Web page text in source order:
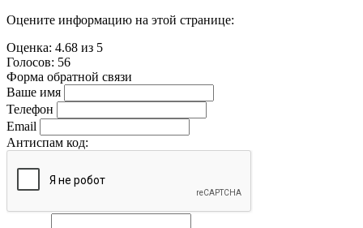
Оцените информацию на этой странице:
Оценка: 4.68 из 5
Голосов: 56
Форма обратной связи
Ваше имя
Телефон
Email
Антиспам код: